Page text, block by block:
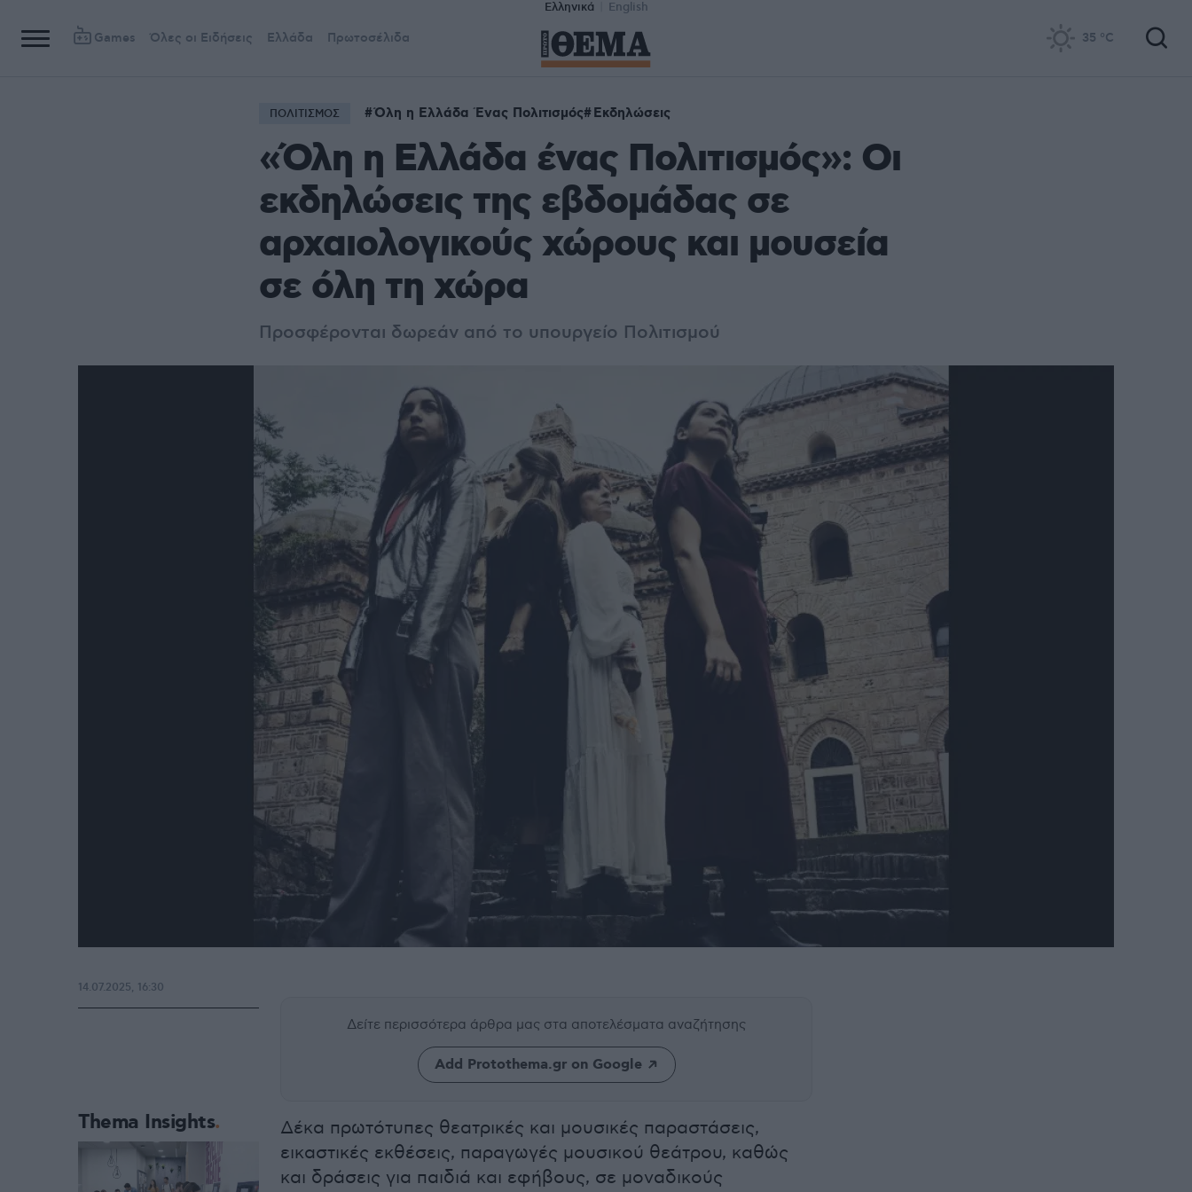
Ελληνικά English
Games Όλες οι Ειδήσεις Ελλάδα Πρωτοσέλιδα 35 °C
ΠΟΛΙΤΙΣΜΟΣ Όλη η Ελλάδα Ένας Πολιτισμός Εκδηλώσεις
«Όλη η Ελλάδα ένας Πολιτισμός»: Οι
εκδηλώσεις της εβδομάδας σε
αρχαιολογικούς χώρους και μουσεία
σε όλη τη χώρα
Προσφέρονται δωρεάν από το υπουργείο Πολιτισμού
Δείτε περισσότερα άρθρα μας στα αποτελέσματα αναζήτησης
Add Protothema.gr on Google
Δέκα πρωτότυπες θεατρικές και μουσικές παραστάσεις,
εικαστικές εκθέσεις, παραγωγές μουσικού θεάτρου, καθώς
και δράσεις για παιδιά και εφήβους, σε μοναδικούς
14.07.2025, 16:30
Thema Insights